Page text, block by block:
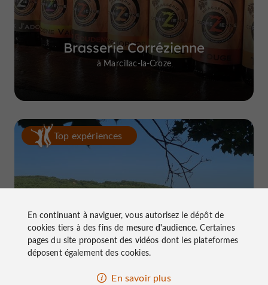
Brasserie Corrézienne
à Marcillac-la-Croze
Top expériences
Le Lac du Causse, LE lieu à connaître
près de Brive
En continuant à naviguer, vous autorisez le dépôt de
cookies tiers à des fins de mesure d'audience. Certaines
pages du site proposent des vidéos dont les plateformes
déposent également des cookies.
En savoir plus